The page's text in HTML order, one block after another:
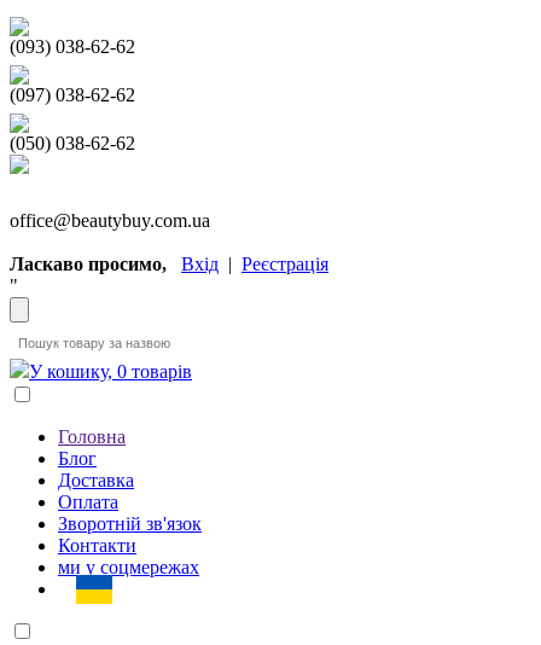
(093) 038-62-62
(097) 038-62-62
(050) 038-62-62
office@beautybuy.com.ua
Ласкаво просимо, Вхід | Реєстрація
"
У кошику, 0 товарів
Головна
Блог
Доставка
Оплата
Зворотній зв'язок
Контакти
ми у соцмережах